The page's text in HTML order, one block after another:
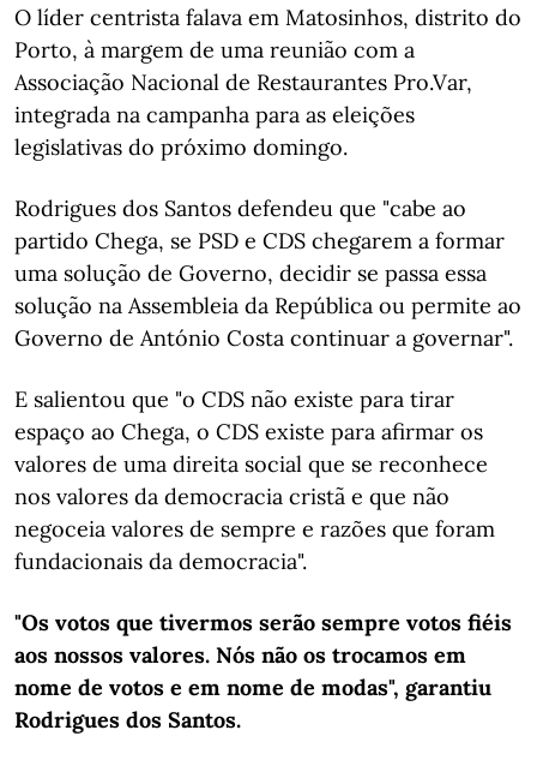
O líder centrista falava em Matosinhos, distrito do
Porto, à margem de uma reunião com a
Associação Nacional de Restaurantes Pro.Var,
integrada na campanha para as eleições
legislativas do próximo domingo.
Rodrigues dos Santos defendeu que "cabe ao
partido Chega, se PSD e CDS chegarem a formar
uma solução de Governo, decidir se passa essa
solução na Assembleia da República ou permite ao
Governo de António Costa continuar a governar".
E salientou que "o CDS não existe para tirar
espaço ao Chega, o CDS existe para afirmar os
valores de uma direita social que se reconhece
nos valores da democracia cristã e que não
negoceia valores de sempre e razões que foram
fundacionais da democracia".
"Os votos que tivermos serão sempre votos fiéis
aos nossos valores. Nós não os trocamos em
nome de votos e em nome de modas", garantiu
Rodrigues dos Santos.